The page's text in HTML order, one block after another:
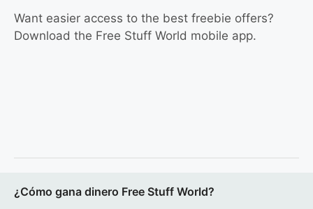
Want easier access to the best freebie offers?
Download the Free Stuff World mobile app.
¿Cómo gana dinero Free Stuff World?